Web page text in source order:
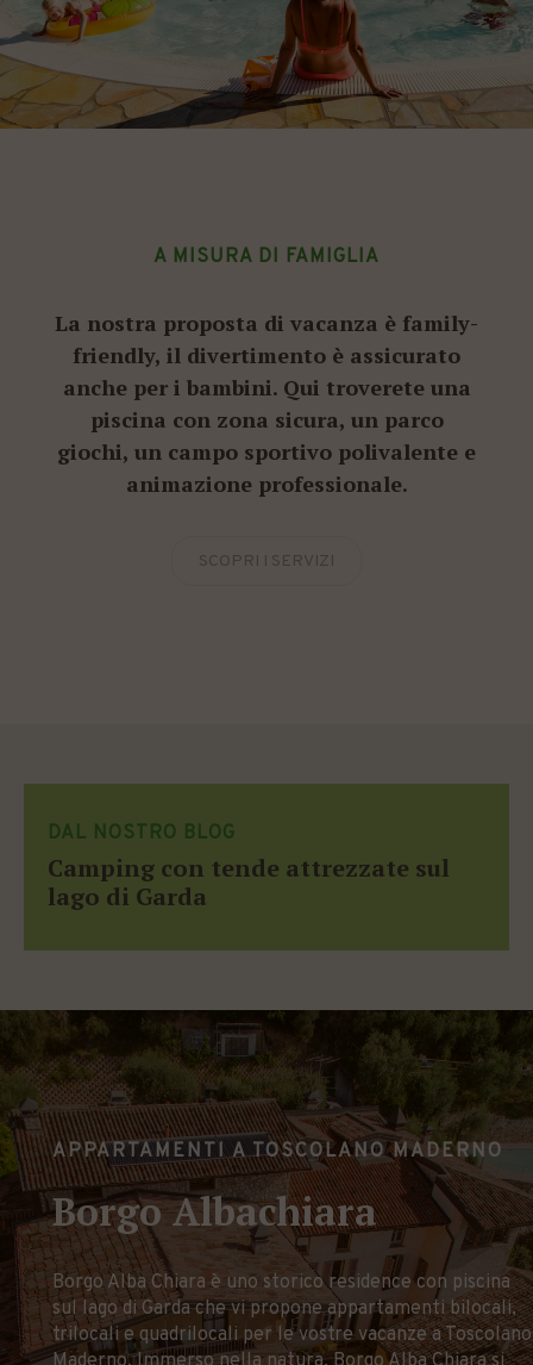
A MISURA DI FAMIGLIA
La nostra proposta di vacanza è family-
friendly, il divertimento è assicurato
anche per i bambini. Qui troverete una
piscina con zona sicura, un parco
giochi, un campo sportivo polivalente e
animazione professionale.
SCOPRI I SERVIZI
DAL NOSTRO BLOG
Camping con tende attrezzate sul
lago di Garda
APPARTAMENTI A TOSCOLANO MADERNO
Borgo Albachiara
Borgo Alba Chiara è uno storico residence con piscina
sul lago di Garda che vi propone appartamenti bilocali,
trilocali e quadrilocali per le vostre vacanze a Toscolano